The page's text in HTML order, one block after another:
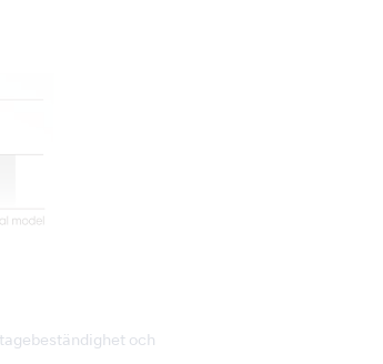
och